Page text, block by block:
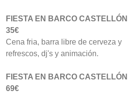
FIESTA EN BARCO CASTELLÓN
35€
Cena fria, barra libre de cerveza y
refrescos, dj's y animación.
FIESTA EN BARCO CASTELLÓN
69€